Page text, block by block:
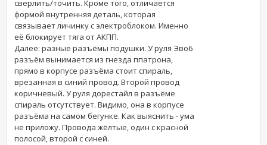
сверлить/точить. Кроме того, отличается
формой внутренняя деталь, которая
связывает личинку с электроблоком. Именно
её блокирует тяга от АКПП.
Далее: разные разъёмы подушки. У руля Эво6
разъём вынимается из гнезда ппатрона,
прямо в корпусе разъёма стоит спираль,
врезанная в синий провод. Второй провод
коричневый. У руля дорестайл в разъёме
спираль отсутствует. Видимо, она в корпусе
разъёма на самом бегунке. Как выяснить - ума
не приложу. Провода жёлтые, один с красной
полосой, второй с синей.